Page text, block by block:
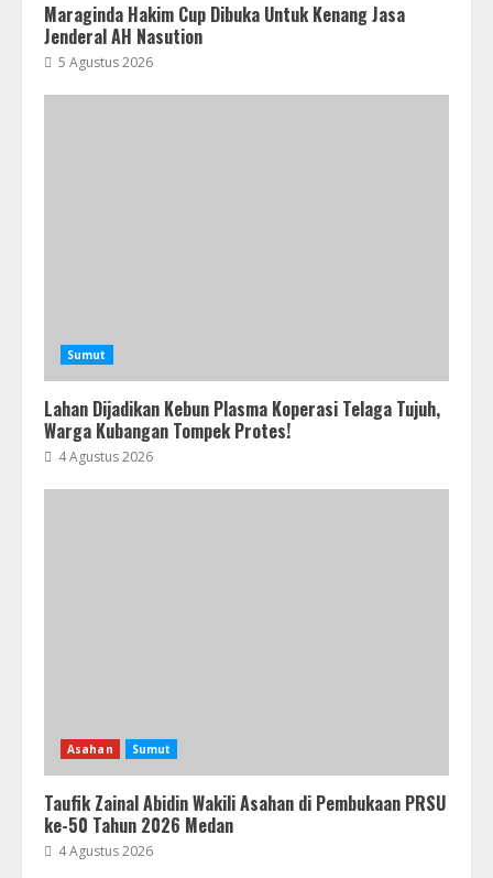
Maraginda Hakim Cup Dibuka Untuk Kenang Jasa
Jenderal AH Nasution
5 Agustus 2026
Sumut
Lahan Dijadikan Kebun Plasma Koperasi Telaga Tujuh,
Warga Kubangan Tompek Protes!
4 Agustus 2026
Asahan Sumut
Taufik Zainal Abidin Wakili Asahan di Pembukaan PRSU
ke-50 Tahun 2026 Medan
4 Agustus 2026